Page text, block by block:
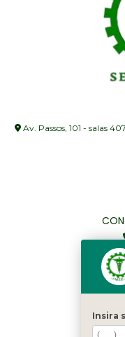
Av. Passos, 101 - salas
Insira